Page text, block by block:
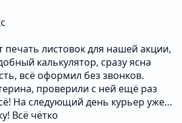
печать листовок для нашей акции,
калькулятор, сразу ясна
всё оформил без звонков.
проверили с ней ещё раз
На следующий день курьер уже
Всё чётко